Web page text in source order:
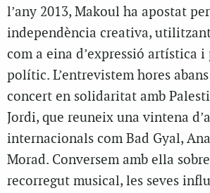
l’any 2013, Makoul ha apostat
independència creativa,
com a eina d’expressió artística
polític. L’entrevistem hores
concert en solidaritat amb
Jordi, que reuneix una vintena
internacionals com Bad Gyal,
Morad. Conversem amb ella
recorregut musical, les seves